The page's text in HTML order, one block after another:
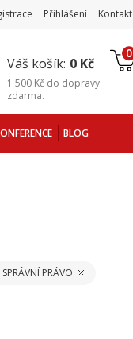
Přihlášení Kontakt
Váš košík: 0 Kč
0
1 500 Kč do dopravy
zdarma.
BLOG
SPRÁVNÍ PRÁVO